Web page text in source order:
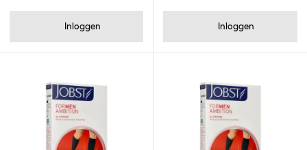
Inloggen Inloggen